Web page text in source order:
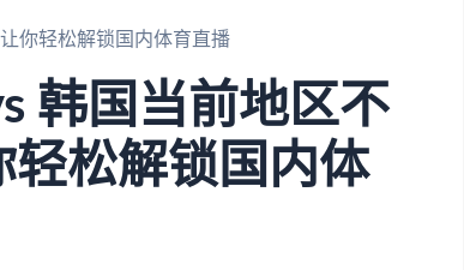
你轻松解锁国内体育直播
韩国当前地区不
轻松解锁国内体